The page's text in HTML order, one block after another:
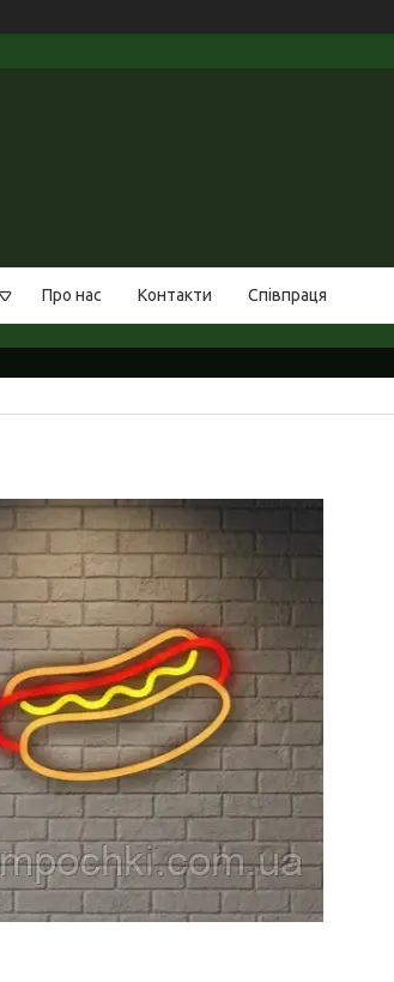
Про нас Контакти Співпраця